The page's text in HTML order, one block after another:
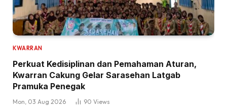
KWARRAN
Perkuat Kedisiplinan dan Pemahaman Aturan,
Kwarran Cakung Gelar Sarasehan Latgab
Pramuka Penegak
Mon, 03 Aug 2026 90 Views